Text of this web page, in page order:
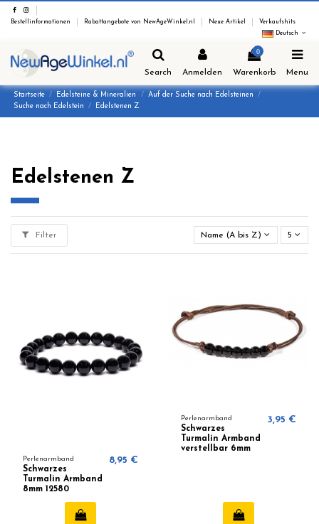
Bestellinformationen Rabattangebote von NewAgeWinkel.nl Neue Artikel
Verkaufshits
Deutsch
Search Anmelden
0
Warenkorb Menu
Startseite Edelsteine & Mineralien
Auf der Suche nach Edelsteinen
Suche nach Edelstein
Edelstenen Z
Edelstenen Z
Filter Name (A bis Z) 5
Perlenarmband
Schwarzes
Turmalin Armband
8mm 12580
8,95 €
Perlenarmband
Schwarzes
Turmalin Armband
verstellbar 6mm
3,95 €